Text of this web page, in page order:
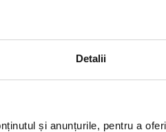
Detalii
și anunțurile, pentru a
racorduri 1"